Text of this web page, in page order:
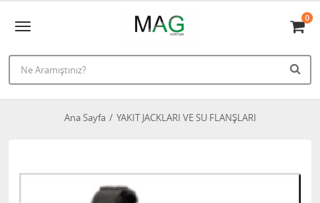
0
Ana Sayfa YAKIT JACKLARI VE SU FLANŞLARI